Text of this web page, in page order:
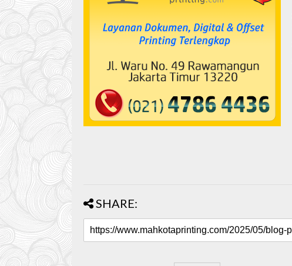
SHARE: